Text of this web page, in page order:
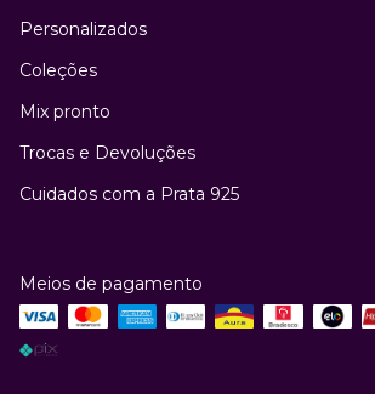
Personalizados
Coleções
Mix pronto
Trocas e Devoluções
Cuidados com a Prata 925
Meios de pagamento